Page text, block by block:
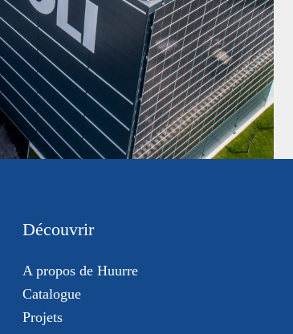
Découvrir
A propos de Huurre
Catalogue
Projets